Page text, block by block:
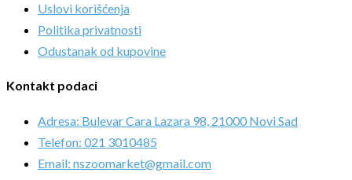
Uslovi korišćenja
Politika privatnosti
Odustanak od kupovine
Kontakt podaci
Adresa: Bulevar Cara Lazara 98, 21000 Novi Sad
Telefon: 021 3010485
Email: nszoomarket@gmail.com